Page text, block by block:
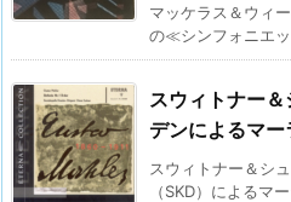
マッケラス＆ウィ
の≪シンフォニエ
スウィトナー
デンによるマ
スウィトナー＆シ
（SKD）による